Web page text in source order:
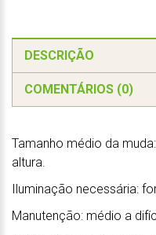
DESCRIÇÃO
COMENTÁRIOS (0)
Tamanho médio da
altura.
Iluminação necessária:
Manutenção: médio a